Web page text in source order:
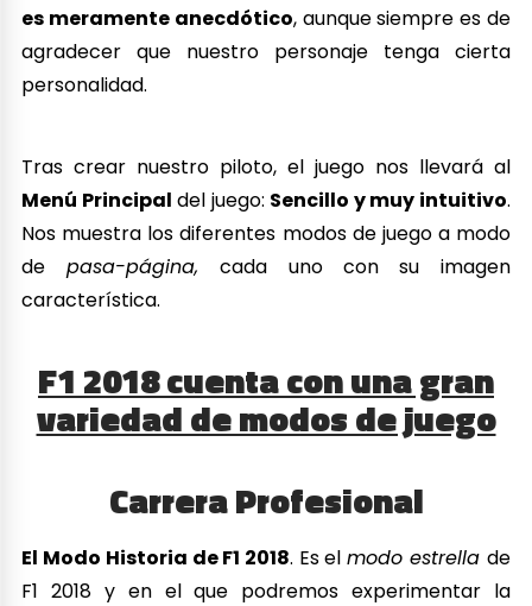
es meramente anecdótico, aunque siempre es de
agradecer que nuestro personaje tenga cierta
personalidad.
Tras crear nuestro piloto, el juego nos llevará al
Menú Principal del juego: Sencillo y muy intuitivo.
Nos muestra los diferentes modos de juego a modo
de pasa-página,cada uno con su imagen
característica.
F1 2018 cuenta con una gran
variedad de modos de juego
Carrera Profesional
El Modo Historia de F1 2018. Es elmodo estrella de
F1 2018 y en el que podremos experimentar la